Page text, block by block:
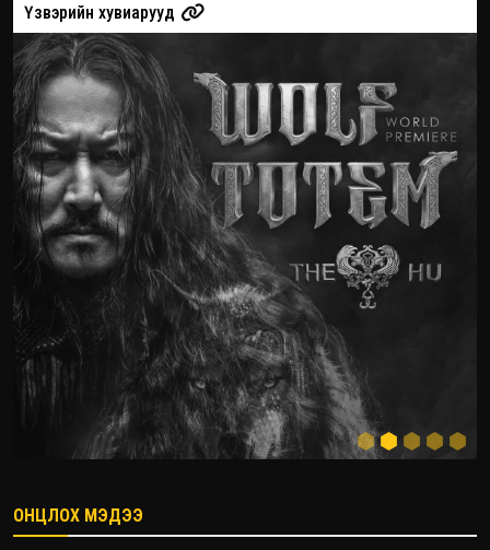
Үзвэрийн хувиарууд
ОНЦЛОХ МЭДЭЭ